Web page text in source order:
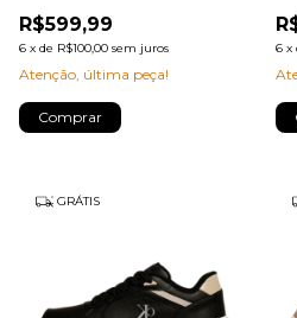
R$599,99
6 x de R$100,00 sem juros
Atenção, última peça!
Comprar
6 x
GRÁTIS